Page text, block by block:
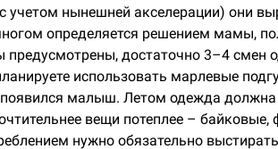
учетом нынешней акселерации) они
определяется решением мамы,
предусмотрены, достаточно 3–4 смен
использовать марлевые
малыш. Летом одежда должна
вещи потеплее – байковые,
нужно обязательно